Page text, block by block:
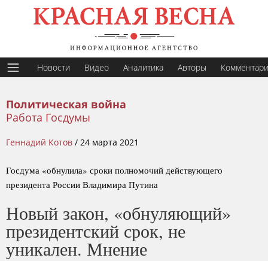
Новости Видео Аналитика Авторы
Политическая война
Работа Госдумы
Геннадий Котов / 24 марта 2021
Госдума «обнулила» сроки полномочий действующего
президента России Владимира Путина
Новый закон, «обнуляющий»
президентский срок, не
уникален. Мнение